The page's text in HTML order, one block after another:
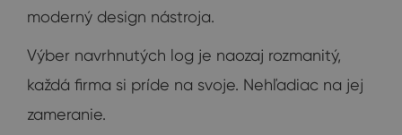
moderný design nástroja.
Výber navrhnutých log je naozaj rozmanitý,
každá firma si príde na svoje. Nehľadiac na jej
zameranie.